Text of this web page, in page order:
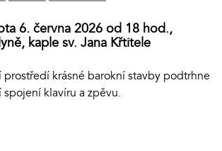
6. června 2026 od 18 hod.,
kaple sv. Jana Křtitele
prostředí krásné barokní stavby podtrhne
klavíru a zpěvu.